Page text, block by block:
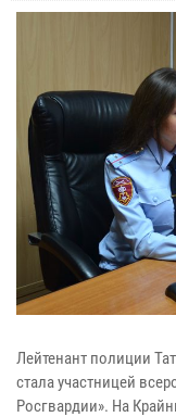
Лейтенант полиции
стала участницей
Росгвардии». На